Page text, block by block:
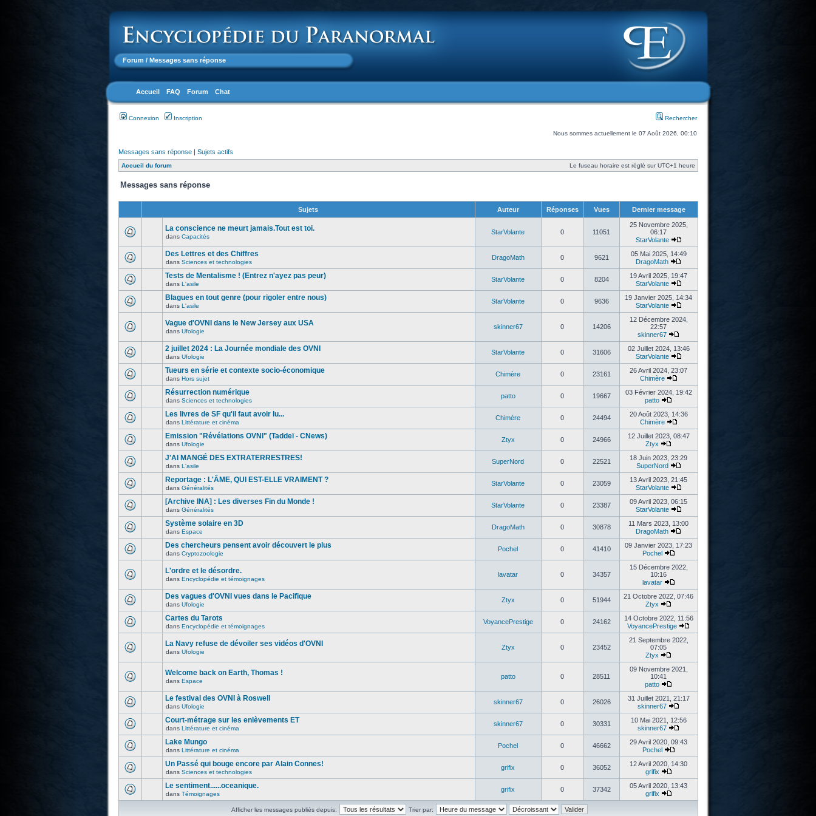
Forum / Messages sans réponse
Accueil FAQ Forum Chat
Connexion Inscription Rechercher
Nous sommes actuellement le 07 Août 2026, 00:10
Messages sans réponse| Sujets actifs
Accueil du forum Le fuseau horaire est réglé sur UTC+1 heure
Messages sans réponse
Sujets Auteur Réponses Vues Dernier message
La conscience ne meurt jamais.Tout est toi.
dans Capacités
StarVolante 0 11051
25 Novembre 2025,
06:17
StarVolante
Des Lettres et des Chiffres
dans Sciences et technologies
DragoMath 0 9621
05 Mai 2025, 14:49
DragoMath
Tests de Mentalisme ! (Entrez n'ayez pas peur)
dans L'asile
StarVolante 0 8204
19 Avril 2025, 19:47
StarVolante
Blagues en tout genre (pour rigoler entre nous)
dans L'asile
StarVolante 0 9636
19 Janvier 2025, 14:34
StarVolante
Vague d'OVNI dans le New Jersey aux USA
dans Ufologie
skinner67 0 14206
12 Décembre 2024,
22:57
skinner67
2 juillet 2024 : La Journée mondiale des OVNI
dans Ufologie
StarVolante 0 31606
02 Juillet 2024, 13:46
StarVolante
Tueurs en série et contexte socio-économique
dans Hors sujet
Chimère 0 23161
26 Avril 2024, 23:07
Chimère
Résurrection numérique
dans Sciences et technologies
patto 0 19667
03 Février 2024, 19:42
patto
Les livres de SF qu'il faut avoir lu...
dans Littérature et cinéma
Chimère 0 24494
20 Août 2023, 14:36
Chimère
Emission "Révélations OVNI" (Taddeï - CNews)
dans Ufologie
Ztyx 0 24966
12 Juillet 2023, 08:47
Ztyx
J'AI MANGÉ DES EXTRATERRESTRES!
dans L'asile
SuperNord 0 22521
18 Juin 2023, 23:29
SuperNord
Reportage : L'ÂME, QUI EST-ELLE VRAIMENT ?
dans Généralités
StarVolante 0 23059
13 Avril 2023, 21:45
StarVolante
[Archive INA] : Les diverses Fin du Monde !
dans Généralités
StarVolante 0 23387
09 Avril 2023, 06:15
StarVolante
Système solaire en 3D
dans Espace
DragoMath 0 30878
11 Mars 2023, 13:00
DragoMath
Des chercheurs pensent avoir découvert le plus
dans Cryptozoologie
Pochel 0 41410
09 Janvier 2023, 17:23
Pochel
L'ordre et le désordre.
dans Encyclopédie et témoignages
lavatar 0 34357
15 Décembre 2022,
10:16
lavatar
Des vagues d'OVNI vues dans le Pacifique
dans Ufologie
Ztyx 0 51944
21 Octobre 2022, 07:46
Ztyx
Cartes du Tarots
dans Encyclopédie et témoignages
VoyancePrestige 0 24162
14 Octobre 2022, 11:56
VoyancePrestige
La Navy refuse de dévoiler ses vidéos d'OVNI
dans Ufologie
Ztyx 0 23452
21 Septembre 2022,
07:05
Ztyx
Welcome back on Earth, Thomas !
dans Espace
patto 0 28511
09 Novembre 2021,
10:41
patto
Le festival des OVNI à Roswell
dans Ufologie
skinner67 0 26026
31 Juillet 2021, 21:17
skinner67
Court-métrage sur les enlèvements ET
dans Littérature et cinéma
skinner67 0 30331
10 Mai 2021, 12:56
skinner67
Lake Mungo
dans Littérature et cinéma
Pochel 0 46662
29 Avril 2020, 09:43
Pochel
Un Passé qui bouge encore par Alain Connes!
dans Sciences et technologies
grifix 0 36052
12 Avril 2020, 14:30
grifix
Le sentiment......oceanique.
dans Témoignages
grifix 0 37342
05 Avril 2020, 13:43
grifix
Afficher les messages publiés depuis: Trier par: